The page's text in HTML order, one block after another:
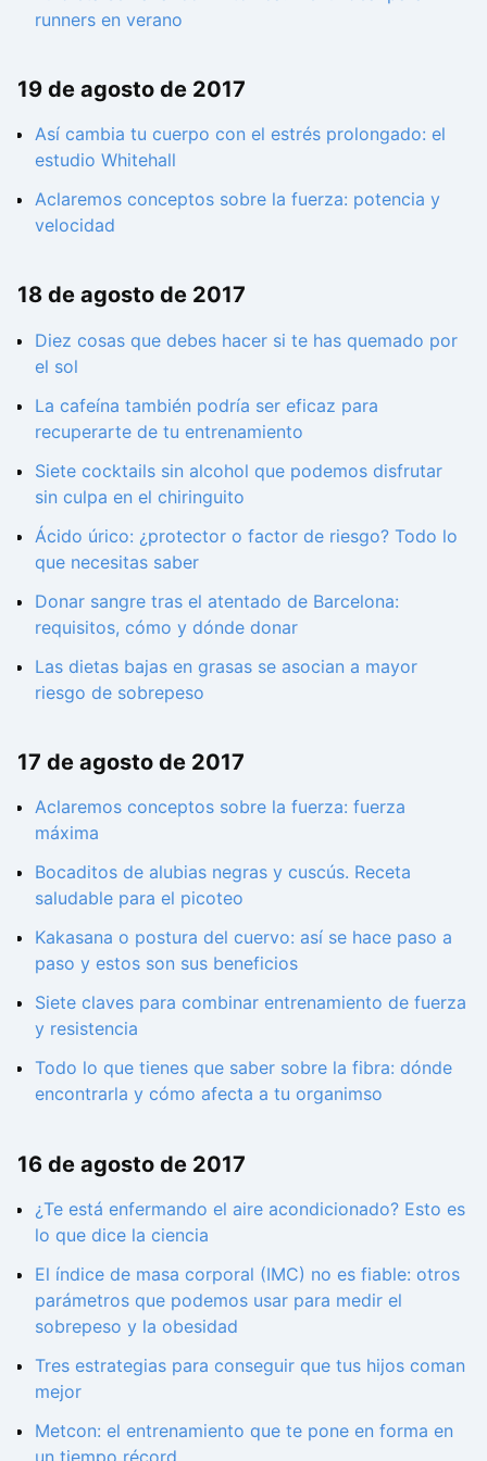
runners en verano
19 de agosto de 2017
Así cambia tu cuerpo con el estrés prolongado: el
estudio Whitehall
Aclaremos conceptos sobre la fuerza: potencia y
velocidad
18 de agosto de 2017
Diez cosas que debes hacer si te has quemado por
el sol
La cafeína también podría ser eficaz para
recuperarte de tu entrenamiento
Siete cocktails sin alcohol que podemos disfrutar
sin culpa en el chiringuito
Ácido úrico: ¿protector o factor de riesgo? Todo lo
que necesitas saber
Donar sangre tras el atentado de Barcelona:
requisitos, cómo y dónde donar
Las dietas bajas en grasas se asocian a mayor
riesgo de sobrepeso
17 de agosto de 2017
Aclaremos conceptos sobre la fuerza: fuerza
máxima
Bocaditos de alubias negras y cuscús. Receta
saludable para el picoteo
Kakasana o postura del cuervo: así se hace paso a
paso y estos son sus beneficios
Siete claves para combinar entrenamiento de fuerza
y resistencia
Todo lo que tienes que saber sobre la fibra: dónde
encontrarla y cómo afecta a tu organimso
16 de agosto de 2017
¿Te está enfermando el aire acondicionado? Esto es
lo que dice la ciencia
El índice de masa corporal (IMC) no es fiable: otros
parámetros que podemos usar para medir el
sobrepeso y la obesidad
Tres estrategias para conseguir que tus hijos coman
mejor
Metcon: el entrenamiento que te pone en forma en
un tiempo récord